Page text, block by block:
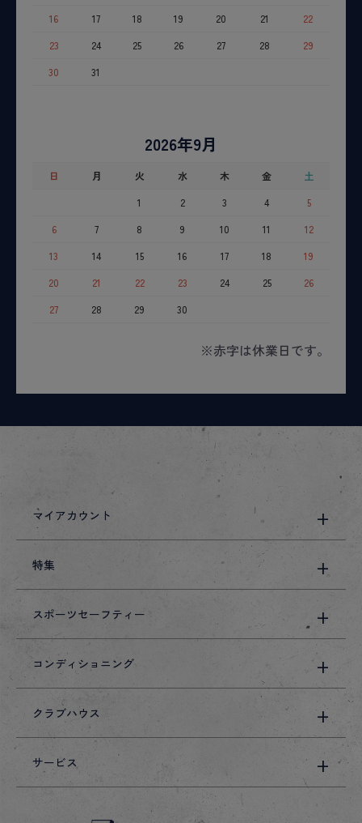
16
17 18 19 20 21
22
23
24 25 26 27 28
29
30
31
2026年9月
日 月 火 水 木 金
土
1
2 3 4
5
6
7 8 9 10 11
12
13
14 15 16 17 18
19
20
21 22 23 24 25
26
27
28 29 30
※赤字は休業日です。
マイアカウント
特集
スポーツセーフティー
コンディショニング
クラブハウス
サービス